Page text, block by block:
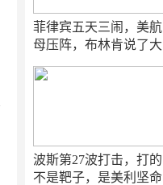
菲律宾五天三闹，美航
母压阵，布林肯说了大
波斯第27波打击，打的
不是靶子，是美利坚命